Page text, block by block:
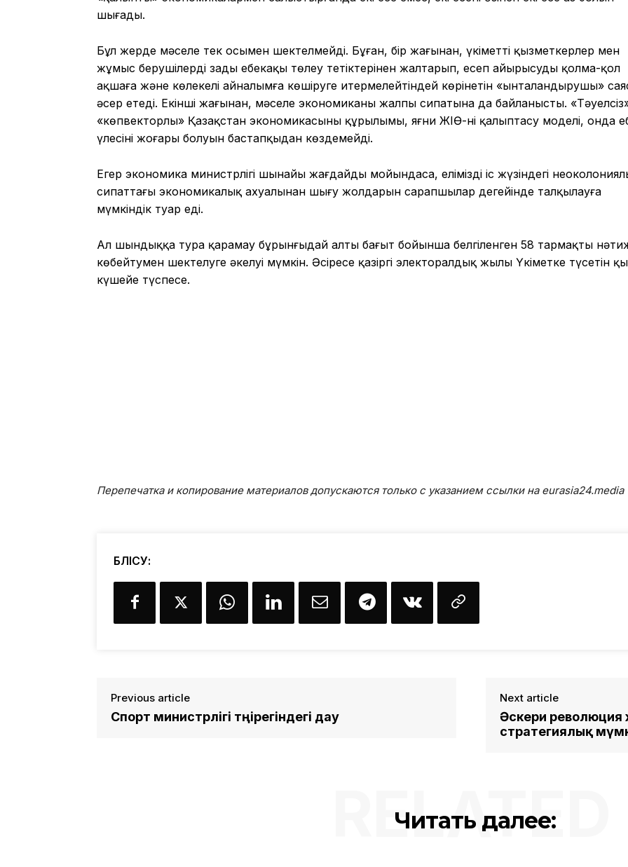
шығады.
Бұл жерде мәселе тек осымен шектелмейді. Бұған, бір жағынан, үкіметтің қызметкерлер мен
жұмыс берушілерді заңды еңбекақы төлеу тетіктерінен жалтарып, есеп айырысуды қолма-қол
ақшаға және көлеңкелі айналымға көшіруге итермелейтіндей көрінетін «ынталандырушы»
әсер етеді. Екінші жағынан, мәселе экономиканың жалпы сипатына да байланысты.
«көпвекторлы» Қазақстан экономикасының құрылымы, яғни ЖІӨ-нің қалыптасу моделі, онда
үлесінің жоғары болуын бастапқыдан көздемейді.
Егер экономика министрлігі шынайы жағдайды мойындаса, еліміздің іс жүзіндегі
сипаттағы экономикалық ахуалынан шығу жолдарын сарапшылар деңгейінде талқылауға
мүмкіндік туар еді.
Ал шындыққа тура қарамау бұрынғыдай алты бағыт бойынша белгіленген 58 тармақты
көбейтумен шектелуге әкелуі мүмкін. Әсіресе қазіргі электоралдық жылы Үкіметке түсетін
күшейе түспесе.
Перепечатка и копирование материалов допускаются только с указанием ссылки на eurasia24.media
БӨЛІСУ:
Previous article
Спорт министрлігі төңірегіндегі дау
Next article
Әскери
стратегиялық
Читать далее:
RELATED